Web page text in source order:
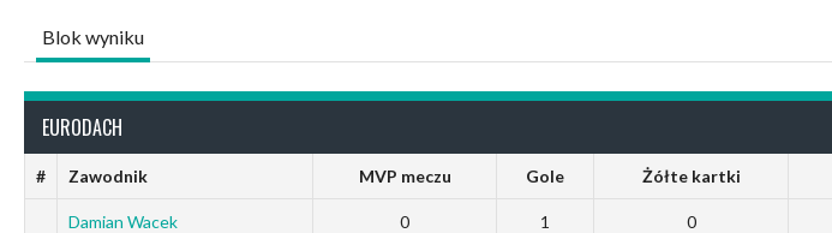
Blok wyniku
EURODACH
# Zawodnik MVP meczu Gole Żółte kartki
Damian Wacek 0 1 0